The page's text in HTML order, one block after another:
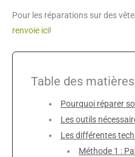
Pour les réparations sur des
renvoie ici!
Table des matières
Pourquoi réparer
Les outils
Les différentes
Méthode 1 :